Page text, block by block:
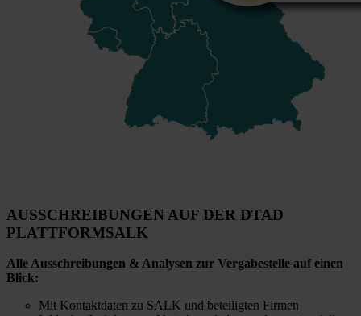
AUSSCHREIBUNGEN AUF DER DTAD
PLATTFORMSALK
Alle Ausschreibungen & Analysen zur Vergabestelle auf einen
Blick:
Mit Kontaktdaten zu SALK und beteiligten Firmen